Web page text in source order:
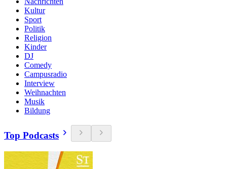
Kultur
Sport
Politik
Religion
Kinder
DJ
Comedy
Campusradio
Interview
Weihnachten
Musik
Bildung
Top Podcasts